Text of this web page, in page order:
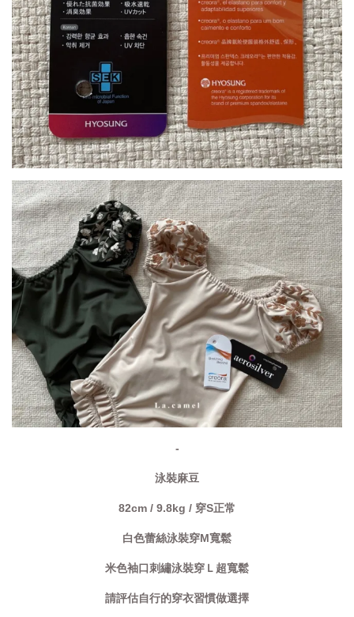
-
泳裝麻豆
82cm / 9.8kg / 穿S正常
白色蕾絲泳裝穿M寬鬆
米色袖口刺繡泳裝穿Ｌ超寬鬆
請評估自行的穿衣習慣做選擇